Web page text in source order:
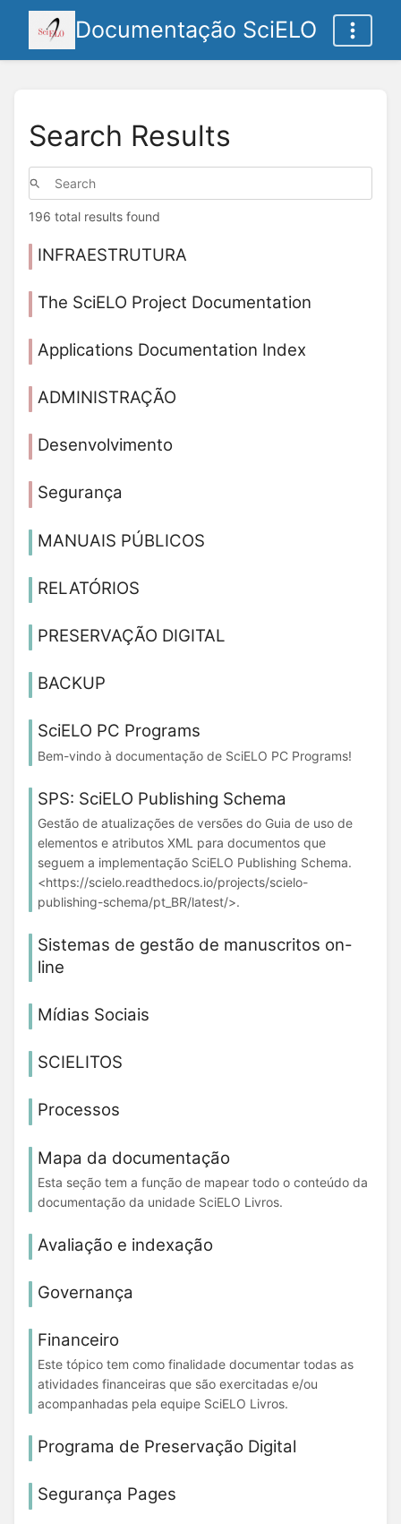
Documentação SciELO
Search Results
196 total results found
INFRAESTRUTURA
The SciELO Project Documentation
Applications Documentation Index
ADMINISTRAÇÃO
Desenvolvimento
Segurança
MANUAIS PÚBLICOS
RELATÓRIOS
PRESERVAÇÃO DIGITAL
BACKUP
SciELO PC Programs
Bem-vindo à documentação de SciELO PC Programs!
SPS: SciELO Publishing Schema
Gestão de atualizações de versões do Guia de uso de
elementos e atributos XML para documentos que
seguem a implementação SciELO Publishing Schema.
<https://scielo.readthedocs.io/projects/scielo-
publishing-schema/pt_BR/latest/>.
Sistemas de gestão de manuscritos on-
line
Mídias Sociais
SCIELITOS
Processos
Mapa da documentação
Esta seção tem a função de mapear todo o conteúdo da
documentação da unidade SciELO Livros.
Avaliação e indexação
Governança
Financeiro
Este tópico tem como finalidade documentar todas as
atividades financeiras que são exercitadas e/ou
acompanhadas pela equipe SciELO Livros.
Programa de Preservação Digital
Segurança Pages